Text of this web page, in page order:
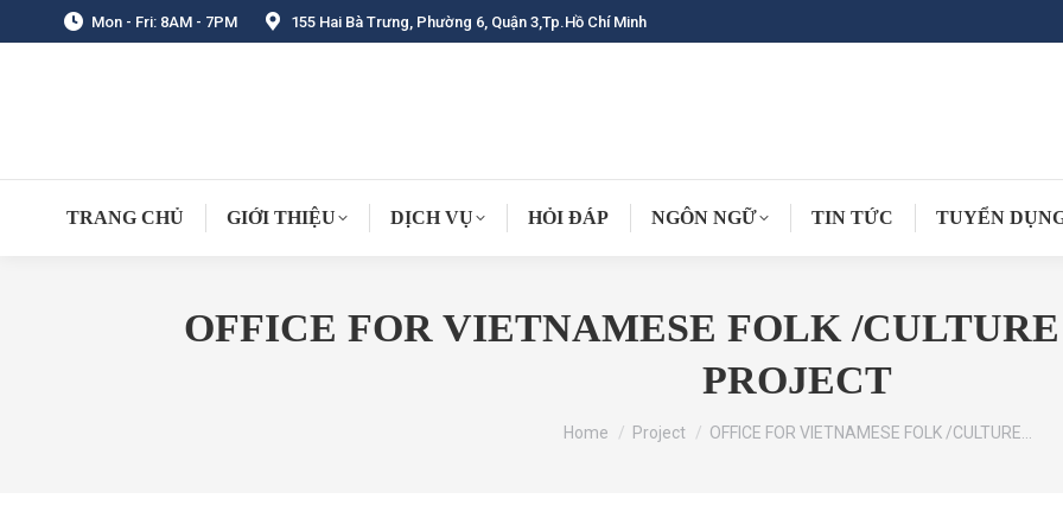
Mon - Fri: 8AM - 7PM 155 Hai Bà Trưng, Phường 6, Quận 3,Tp.Hồ Chí Minh
TRANG CHỦ GIỚI THIỆU DỊCH VỤ HỎI ĐÁP NGÔN NGỮ TIN TỨC TUYỂN
OFFICE FOR VIETNAMESE FOLK /
PROJECT
You are here:
Home Project OFFICE FOR VIETNAMESE FOLK /CULTURE…